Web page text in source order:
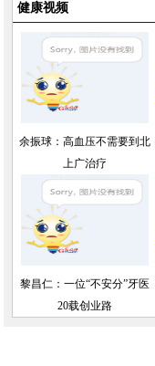
健康视频
余振球：高血压不需要到北
上广治疗
黎昌仁：一位“不安分”牙医
20载创业路